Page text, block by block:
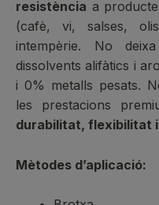
resistència a
(cafè, vi, salses,
intempèrie. No
dissolvents alifàtics i
i 0% metalls pesats.
les prestacions
durabilitat, flexibilitat
Mètodes d’aplicació: